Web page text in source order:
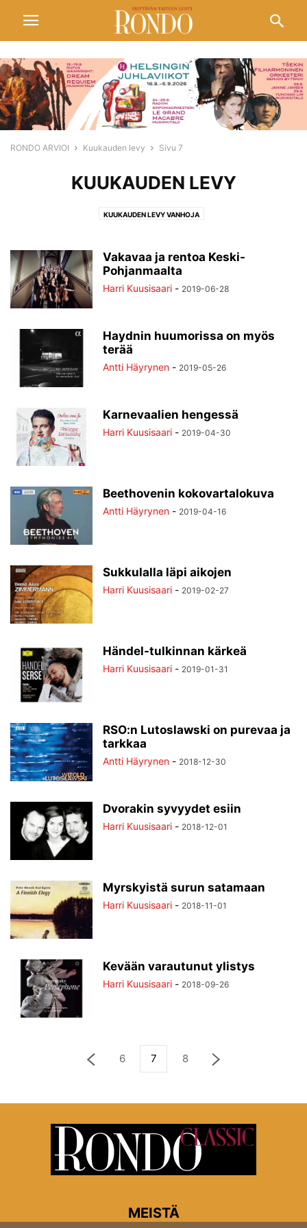
RONDO ARVIOI Kuukauden levy Sivu 7
KUUKAUDEN LEVY
KUUKAUDEN LEVY VANHOJA
Vakavaa ja rentoa Keski-
Pohjanmaalta
Harri Kuusisaari - 2019-06-28
Haydnin huumorissa on myös
terää
Antti Häyrynen - 2019-05-26
Karnevaalien hengessä
Harri Kuusisaari - 2019-04-30
Beethovenin kokovartalokuva
Antti Häyrynen - 2019-04-16
Sukkulalla läpi aikojen
Harri Kuusisaari - 2019-02-27
Händel-tulkinnan kärkeä
Harri Kuusisaari - 2019-01-31
RSO:n Lutoslawski on purevaa ja
tarkkaa
Antti Häyrynen - 2018-12-30
Dvorakin syvyydet esiin
Harri Kuusisaari - 2018-12-01
Myrskyistä surun satamaan
Harri Kuusisaari - 2018-11-01
Kevään varautunut ylistys
Harri Kuusisaari - 2018-09-26
6 7 8
MEISTÄ